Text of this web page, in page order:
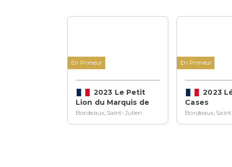
En Primeur
2023 Le Petit
Lion du Marquis de
Las Cases
Bordeaux, Saint-Julien
En Primeur
2023
Cases
Bordeaux,